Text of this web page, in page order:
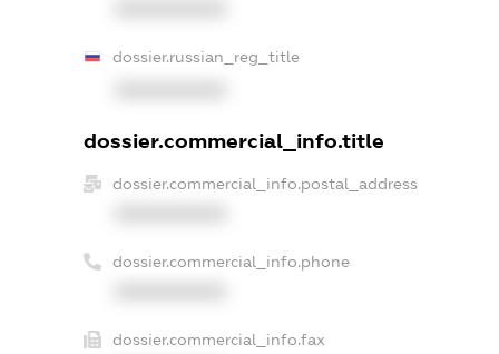
dossier.russian_reg_title
dossier.commercial_info.title
dossier.commercial_info.postal_address
dossier.commercial_info.phone
dossier.commercial_info.fax